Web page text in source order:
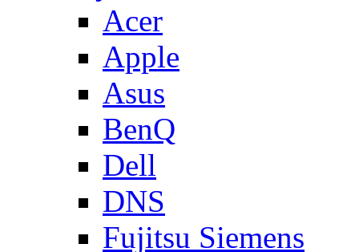
Acer
Apple
Asus
BenQ
Dell
DNS
Fujitsu Siemens